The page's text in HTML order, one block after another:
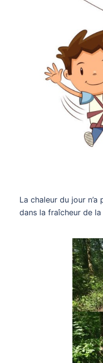
La chaleur du jour
dans la fraîcheur de